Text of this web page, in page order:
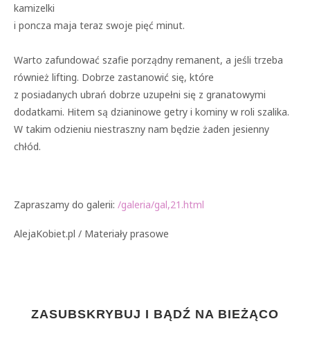
kamizelki
i poncza maja teraz swoje pięć minut.
Warto zafundować szafie porządny remanent, a jeśli trzeba
również lifting. Dobrze zastanowić się, które
z posiadanych ubrań dobrze uzupełni się z granatowymi
dodatkami. Hitem są dzianinowe getry i kominy w roli szalika.
W takim odzieniu niestraszny nam będzie żaden jesienny
chłód.
Zapraszamy do galerii: /galeria/gal,21.html
AlejaKobiet.pl / Materiały prasowe
ZASUBSKRYBUJ I BĄDŹ NA BIEŻĄCO